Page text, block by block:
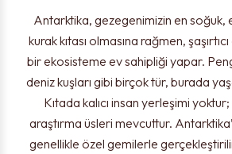
Antarktika, gezegenimizin en soğuk,
kurak kıtası olmasına rağmen,
bir ekosisteme ev sahipliği yapar.
deniz kuşları gibi birçok tür, burada
Kıtada kalıcı insan yerleşimi
araştırma üsleri mevcuttur.
genellikle özel gemilerle